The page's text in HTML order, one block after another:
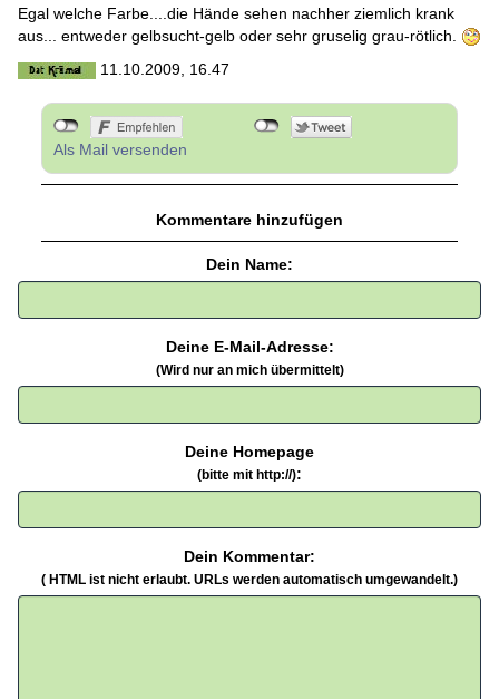
Egal welche Farbe....die Hände sehen nachher ziemlich krank
aus... entweder gelbsucht-gelb oder sehr gruselig grau-rötlich.
11.10.2009, 16.47
Als Mail versenden
Kommentare hinzufügen
Dein Name:
Deine E-Mail-Adresse:
(Wird nur an mich übermittelt)
Deine Homepage
(bitte mit http://):
Dein Kommentar:
( HTML ist nicht erlaubt. URLs werden automatisch umgewandelt.)